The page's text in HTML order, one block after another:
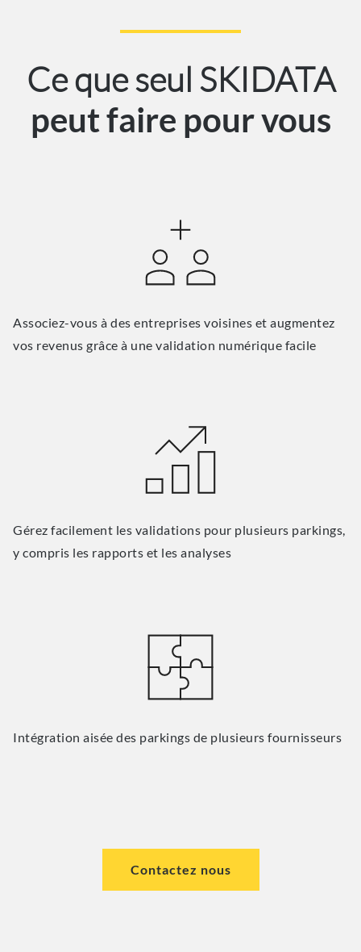
Ce que seul SKIDATA
peut faire pour vous
Associez-vous à des entreprises voisines et augmentez
vos revenus grâce à une validation numérique facile
Gérez facilement les validations pour plusieurs parkings,
y compris les rapports et les analyses
Intégration aisée des parkings de plusieurs fournisseurs
Contactez nous